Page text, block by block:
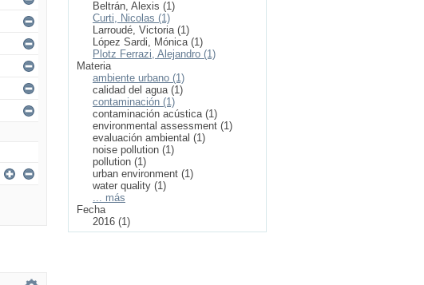
Beltrán, Alexis (1)
Curti, Nicolas (1)
Larroudé, Victoria (1)
López Sardi, Mónica (1)
Plotz Ferrazi, Alejandro (1)
Materia
ambiente urbano (1)
calidad del agua (1)
contaminación (1)
contaminación acústica (1)
environmental assessment (1)
evaluación ambiental (1)
noise pollution (1)
pollution (1)
urban environment (1)
water quality (1)
... más
Fecha
2016 (1)